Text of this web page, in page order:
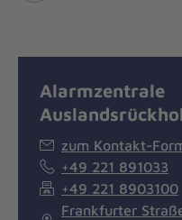
Alarmzentrale
zum Kontakt-
+49 221 891033
+49 221 8903100
Frankfurter